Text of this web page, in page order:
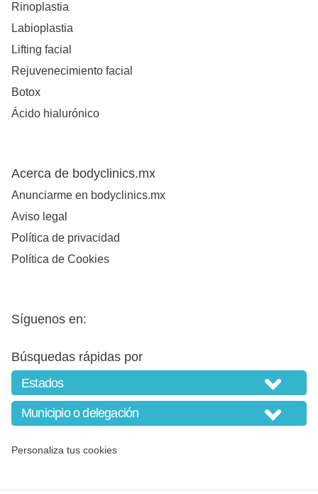
Rinoplastia
Labioplastia
Lifting facial
Rejuvenecimiento facial
Botox
Ácido hialurónico
Acerca de bodyclinics.mx
Anunciarme en bodyclinics.mx
Aviso legal
Política de privacidad
Política de Cookies
Síguenos en:
Búsquedas rápidas por
Personaliza tus cookies